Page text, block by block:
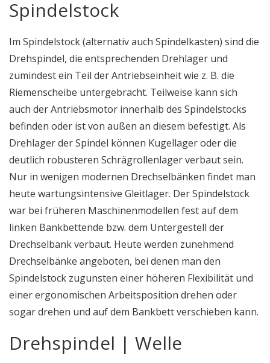
Spindelstock
Im Spindelstock (alternativ auch Spindelkasten) sind die
Drehspindel, die entsprechenden Drehlager und
zumindest ein Teil der Antriebseinheit wie z. B. die
Riemenscheibe untergebracht. Teilweise kann sich
auch der Antriebsmotor innerhalb des Spindelstocks
befinden oder ist von außen an diesem befestigt. Als
Drehlager der Spindel können Kugellager oder die
deutlich robusteren Schrägrollenlager verbaut sein.
Nur in wenigen modernen Drechselbänken findet man
heute wartungsintensive Gleitlager. Der Spindelstock
war bei früheren Maschinenmodellen fest auf dem
linken Bankbettende bzw. dem Untergestell der
Drechselbank verbaut. Heute werden zunehmend
Drechselbänke angeboten, bei denen man den
Spindelstock zugunsten einer höheren Flexibilität und
einer ergonomischen Arbeitsposition drehen oder
sogar drehen und auf dem Bankbett verschieben kann.
Drehspindel | Welle